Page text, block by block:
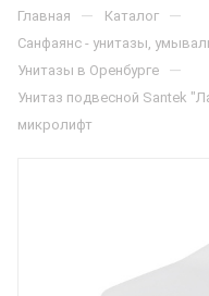
Главная — Каталог —
Санфаянс - унитазы,
Унитазы в Оренбурге —
Унитаз подвесной Santek
микролифт